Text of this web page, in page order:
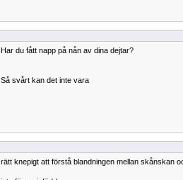
Har du fått napp på nån av dina dejtar?
Så svårt kan det inte vara
rätt knepigt att förstå blandningen mellan skånskan